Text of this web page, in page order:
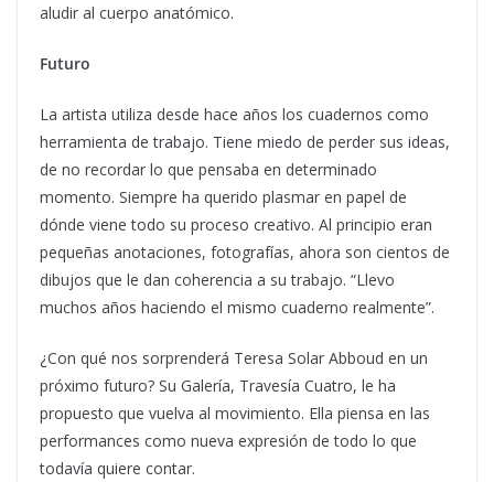
aludir al cuerpo anatómico.
Futuro
La artista utiliza desde hace años los cuadernos como
herramienta de trabajo. Tiene miedo de perder sus ideas,
de no recordar lo que pensaba en determinado
momento. Siempre ha querido plasmar en papel de
dónde viene todo su proceso creativo. Al principio eran
pequeñas anotaciones, fotografías, ahora son cientos de
dibujos que le dan coherencia a su trabajo. “Llevo
muchos años haciendo el mismo cuaderno realmente”.
¿Con qué nos sorprenderá Teresa Solar Abboud en un
próximo futuro? Su Galería, Travesía Cuatro, le ha
propuesto que vuelva al movimiento. Ella piensa en las
performances como nueva expresión de todo lo que
todavía quiere contar.